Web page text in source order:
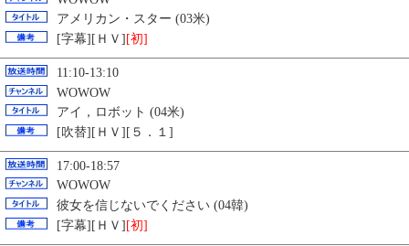
アメリカン・スター (03米)
[字幕][ＨＶ] [初]
11:10-13:10
WOWOW
アイ，ロボット (04米)
[吹替][ＨＶ][５．１]
17:00-18:57
WOWOW
彼女を信じないでください (04韓)
[字幕][ＨＶ] [初]